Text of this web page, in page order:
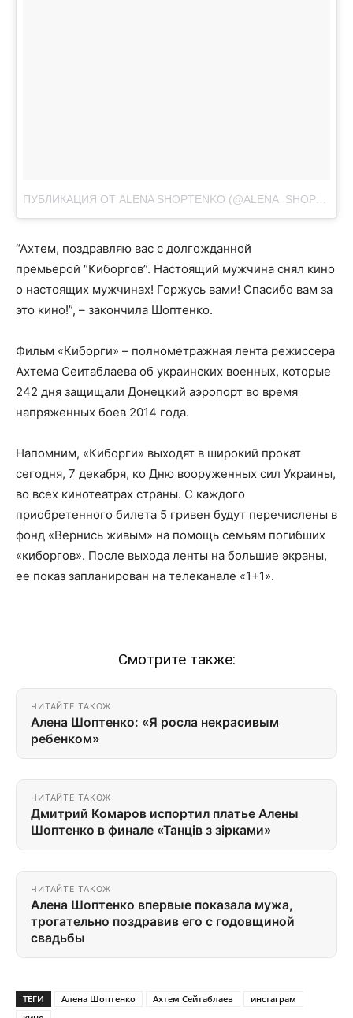
ПУБЛИКАЦИЯ ОТ ALENA SHOPTENKO (@ALENA_SHOPTENKO)
“Ахтем, поздравляю вас с долгожданной
премьерой “Киборгов”. Настоящий мужчина снял кино
о настоящих мужчинах! Горжусь вами! Спасибо вам за
это кино!”, – закончила Шоптенко.
Фильм «Киборги» – полнометражная лента режиссера
Ахтема Сеитаблаева об украинских военных, которые
242 дня защищали Донецкий аэропорт во время
напряженных боев 2014 года.
Напомним, «Киборги» выходят в широкий прокат
сегодня, 7 декабря, ко Дню вооруженных сил Украины,
во всех кинотеатрах страны. С каждого
приобретенного билета 5 гривен будут перечислены в
фонд «Вернись живым» на помощь семьям погибших
«киборгов». После выхода ленты на большие экраны,
ее показ запланирован на телеканале «1+1».
Смотрите также:
ЧИТАЙТЕ ТАКОЖ
Алена Шоптенко: «Я росла некрасивым
ребенком»
ЧИТАЙТЕ ТАКОЖ
Дмитрий Комаров испортил платье Алены
Шоптенко в финале «Танців з зірками»
ЧИТАЙТЕ ТАКОЖ
Алена Шоптенко впервые показала мужа,
трогательно поздравив его с годовщиной
свадьбы
ТЕГИ Алена Шоптенко Ахтем Сейтаблаев
инстаграм